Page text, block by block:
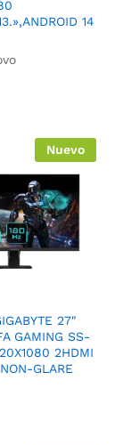
14
Nuevo
27″
GAMING SS-
2HDMI
GLARE